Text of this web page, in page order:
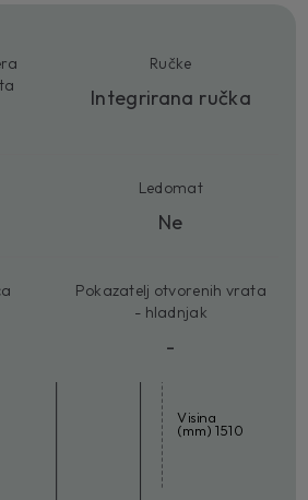
Ručke
Integrirana ručka
Ledomat
Ne
Pokazatelj otvorenih vrata
- hladnjak
-
Visina
(mm) 1510